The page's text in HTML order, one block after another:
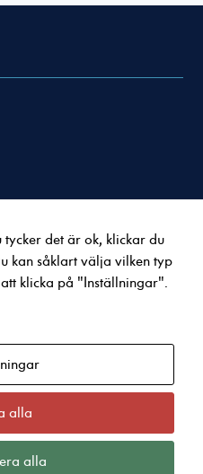
Service & verkstad
Serviceavtal
Tillbehör & reservdelar
Kontakt
Karlstad
Arvika
Kristinehamn
Sunne
det är ok, klickar du
kan såklart välja vilken typ
klicka på "Inställningar".
alla
alla
Nödvändiga
Dessa cookies
går inte att
ska fungera.
Statistik
kunna